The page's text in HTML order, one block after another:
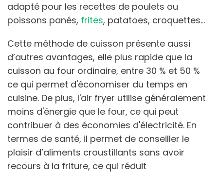
adapté pour les recettes de poulets ou
poissons panés, frites, patatoes, croquettes…
Cette méthode de cuisson présente aussi
d’autres avantages, elle plus rapide que la
cuisson au four ordinaire, entre 30 % et 50 %
ce qui permet d'économiser du temps en
cuisine. De plus, l'air fryer utilise généralement
moins d'énergie que le four, ce qui peut
contribuer à des économies d'électricité. En
termes de santé, il permet de conseiller le
plaisir d’aliments croustillants sans avoir
recours à la friture, ce qui réduit